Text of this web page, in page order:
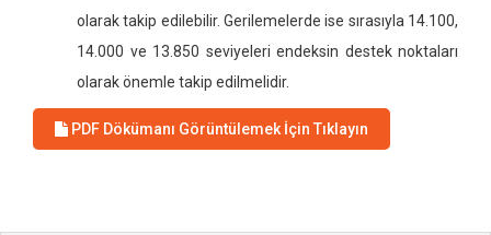
olarak takip edilebilir. Gerilemelerde ise sırasıyla 14.100,
14.000 ve 13.850 seviyeleri endeksin destek noktaları
olarak önemle takip edilmelidir.
PDF Dökümanı Görüntülemek İçin Tıklayın